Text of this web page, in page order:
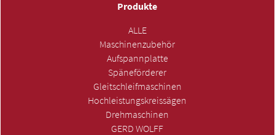
Produkte
ALLE
Maschinenzubehör
Aufspannplatte
Späneförderer
Gleitschleifmaschinen
Hochleistungskreissägen
Drehmaschinen
GERD WOLFF